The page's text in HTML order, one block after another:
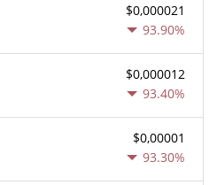
$0,000021
93.90%
$0,000012
93.40%
$0,00001
93.30%